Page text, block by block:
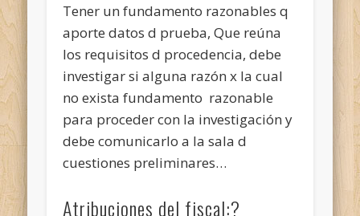
Tener un fundamento razonables q
aporte datos d prueba, Que reúna
los requisitos d procedencia, debe
investigar si alguna razón x la cual
no exista fundamento razonable
para proceder con la investigación y
debe comunicarlo a la sala d
cuestiones preliminares…
Atribuciones del fiscal:?